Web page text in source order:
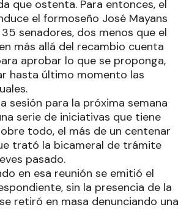
que ostenta. Para entonces, el
el formoseño José Mayans
senadores, dos menos que el
más allá del recambio cuenta
aprobar lo que se proponga,
hasta último momento las
sesión para la próxima semana
serie de iniciativas que tiene
todo, el más de un centenar
trató la bicameral de trámite
pasado.
en esa reunión se emitió el
sin la presencia de la
retiró en masa denunciando una